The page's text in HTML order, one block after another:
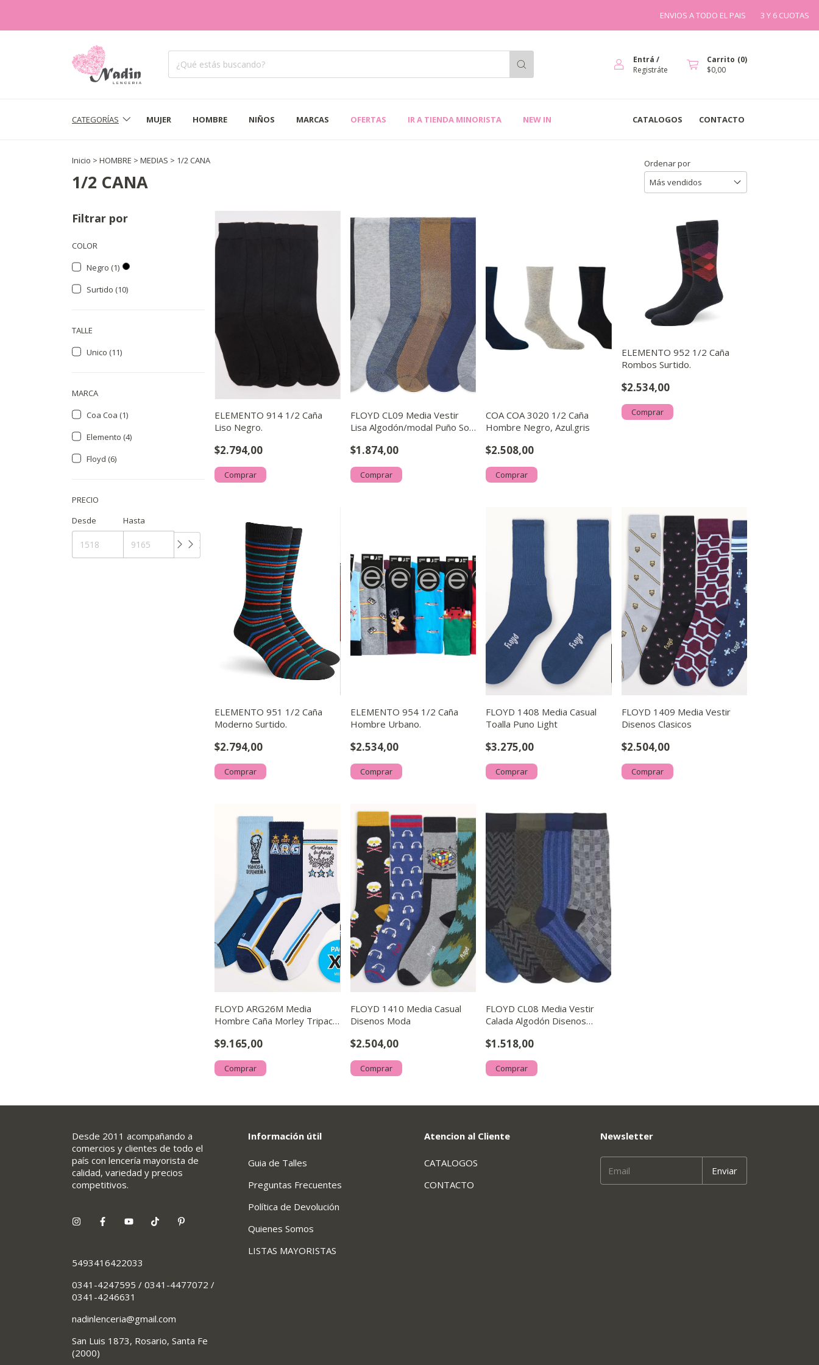
ENVIOS A TODO EL PAIS 3 Y 6 CUOTAS
Entrá /
Registráte
Carrito (0)
$0,00
CATEGORÍAS MUJER HOMBRE NIÑOS MARCAS OFERTAS IR A TIENDA MINORISTA NEW IN CATALOGOS CONTACTO
Inicio > HOMBRE > MEDIAS > 1/2 CANA
1/2 CANA
Ordenar por
Filtrar por
COLOR
Negro (1)
Surtido (10)
TALLE
Unico (11)
MARCA
Coa Coa (1)
Elemento (4)
Floyd (6)
PRECIO
Desde
Hasta
ELEMENTO 914 1/2 Caña
Liso Negro.
$2.794,00
Comprar
FLOYD CL09 Media Vestir
Lisa Algodón/modal Puño Soft
$1.874,00
Comprar
COA COA 3020 1/2 Caña
Hombre Negro, Azul.gris
$2.508,00
Comprar
ELEMENTO 952 1/2 Caña
Rombos Surtido.
$2.534,00
Comprar
ELEMENTO 951 1/2 Caña
Moderno Surtido.
$2.794,00
Comprar
ELEMENTO 954 1/2 Caña
Hombre Urbano.
$2.534,00
Comprar
FLOYD 1408 Media Casual
Toalla Puno Light
$3.275,00
Comprar
FLOYD 1409 Media Vestir
Disenos Clasicos
$2.504,00
Comprar
FLOYD ARG26M Media
Hombre Caña Morley Tripack
$9.165,00
Comprar
FLOYD 1410 Media Casual
Disenos Moda
$2.504,00
Comprar
FLOYD CL08 Media Vestir
Calada Algodón Disenos
$1.518,00
Comprar
Desde 2011 acompañando a
comercios y clientes de todo el
país con lencería mayorista de
calidad, variedad y precios
competitivos.
5493416422033
0341-4247595 / 0341-4477072 /
0341-4246631
nadinlenceria@gmail.com
San Luis 1873, Rosario, Santa Fe
(2000)
Información útil
Guia de Talles
Preguntas Frecuentes
Política de Devolución
Quienes Somos
LISTAS MAYORISTAS
Atencion al Cliente
CATALOGOS
CONTACTO
Newsletter